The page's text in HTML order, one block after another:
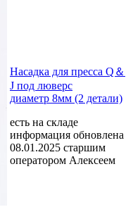
Насадка для пресса Q＆
J под люверс
диаметр 8мм (2 детали)
есть на складе
информация обновлена
08.01.2025 старшим
оператором Алексеем